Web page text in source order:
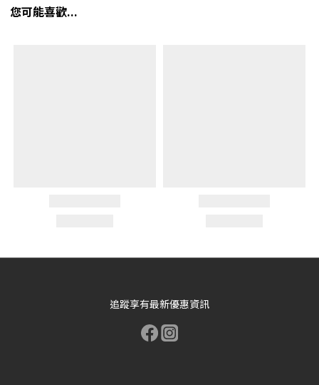
您可能喜歡...
追蹤享有最新優惠資訊